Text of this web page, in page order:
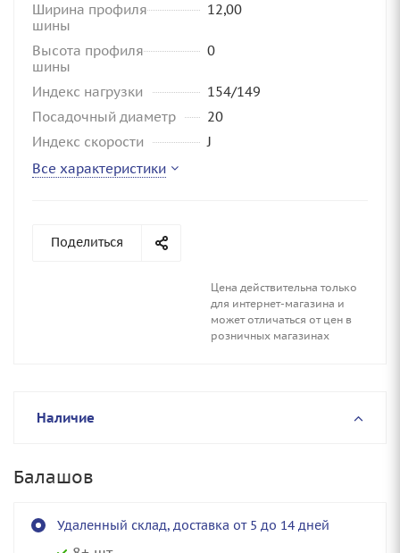
Ширина профиля
шины
12,00
Высота профиля
шины
0
Индекс нагрузки
154/149
Посадочный диаметр
20
Индекс скорости
J
Все характеристики
Поделиться
Цена действительна только
для интернет-магазина и
может отличаться от цен в
розничных магазинах
Наличие
Балашов
Удаленный склад, доставка от 5 до 14 дней